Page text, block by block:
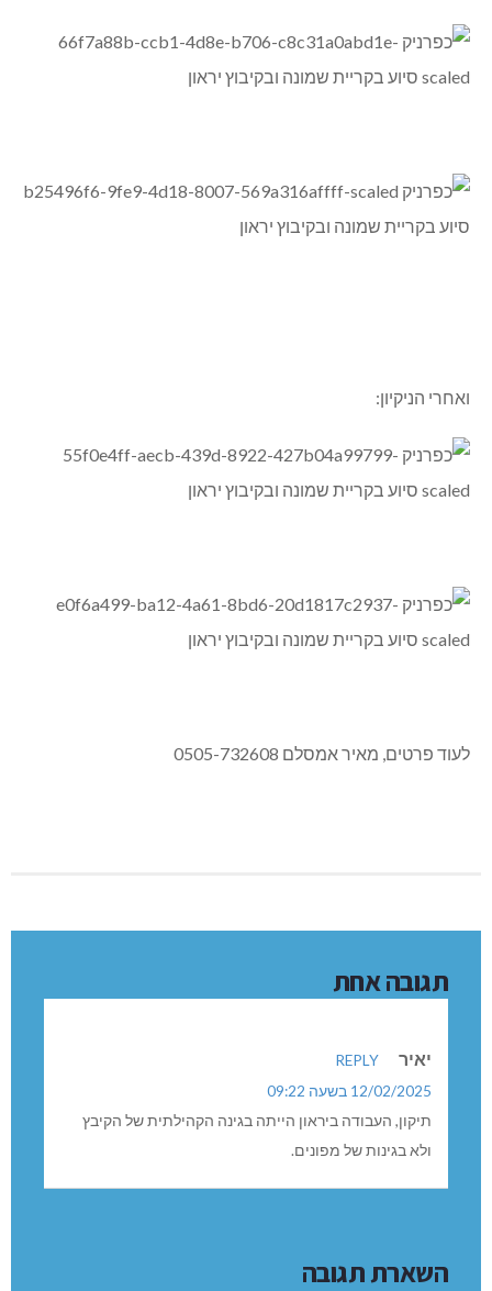
ואחרי הניקיון:
לעוד פרטים, מאיר אמסלם 0505-732608
תגובה אחת
יאיר
REPLY
12/02/2025 בשעה 09:22
תיקון, העבודה ביראון הייתה בגינה הקהילתית של הקיבץ
ולא בגינות של מפונים.
השארת תגובה